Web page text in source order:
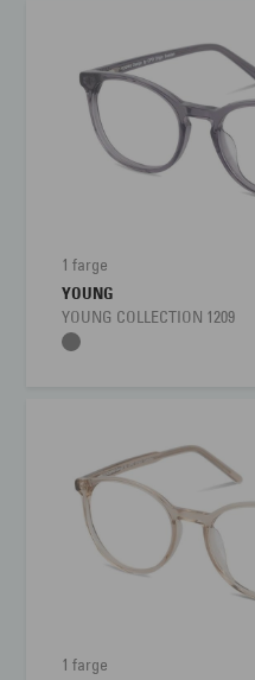
1 farge
YOUNG
YOUNG COLLECTION 1209
1 farge